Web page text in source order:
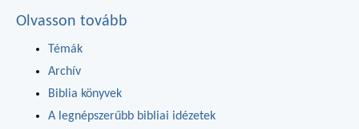
Olvasson tovább
Témák
Archív
Biblia könyvek
A legnépszerűbb bibliai idézetek